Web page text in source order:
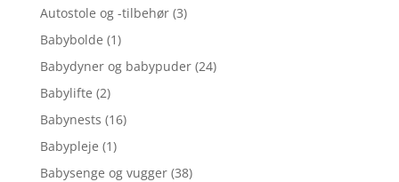
Autostole og -tilbehør (3)
Babybolde (1)
Babydyner og babypuder (24)
Babylifte (2)
Babynests (16)
Babypleje (1)
Babysenge og vugger (38)